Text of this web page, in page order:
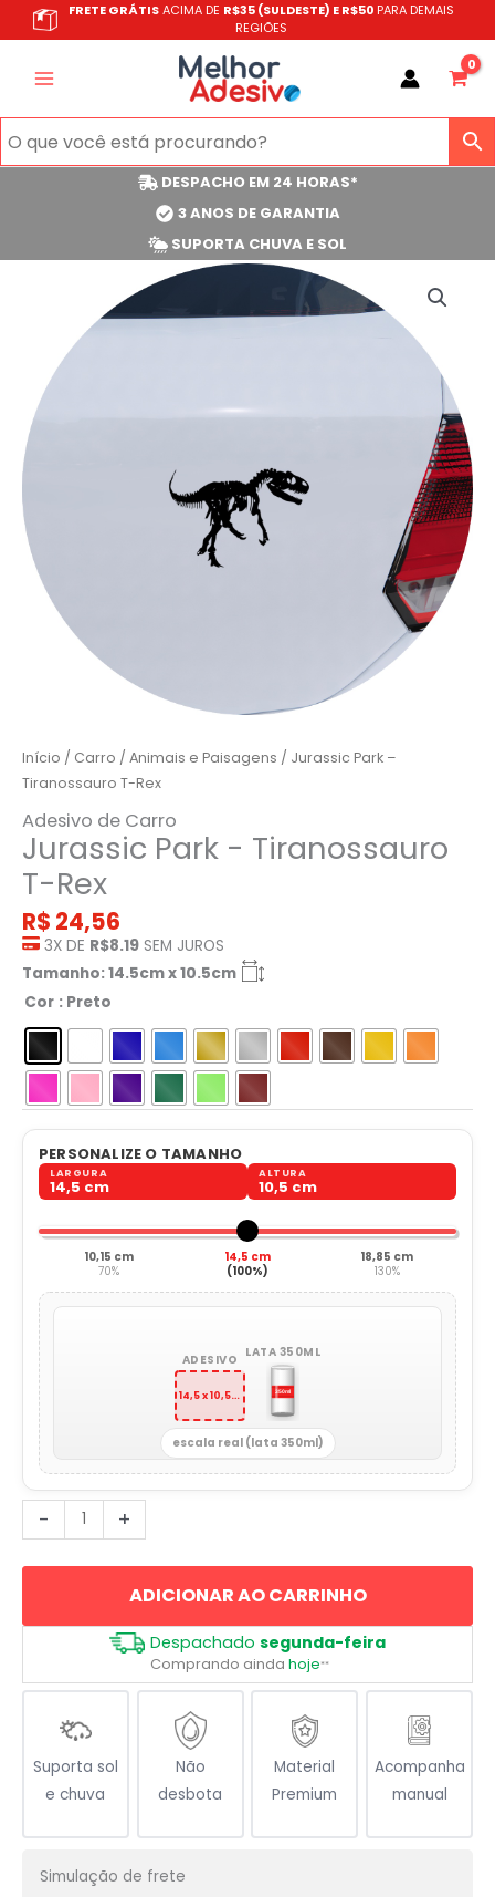
para
FRETE GRÁTISACIMA DE R$35 (SULDESTE) E R$50 PARA DEMAIS
REGIÕES
DESPACHO EM 24 HORAS*
3 ANOS DE GARANTIA
SUPORTA CHUVA E SOL
Início / Carro / Animais e Paisagens / Jurassic Park –
Tiranossauro T-Rex
Adesivo de Carro
Jurassic Park - Tiranossauro
T-Rex
R$ 24,56
3X DE R$8.19 SEM JUROS
Tamanho: 14.5cm x 10.5cm
Cor : Preto
PERSONALIZE O TAMANHO
LARGURA
14,5 cm
ALTURA
10,5 cm
10,15 cm
70%
14,5 cm
(100%)
18,85 cm
130%
ADESIVO
14,5 x 10,5 cm
LATA 350ML
escala real (lata 350ml)
-
Park
-
T-
quantidade
+
ADICIONAR AO CARRINHO
Despachado segunda-feira
Comprando ainda hoje**
Suporta sol
e chuva
Não
desbota
Material
Premium
Acompanha
manual
Simulação de frete